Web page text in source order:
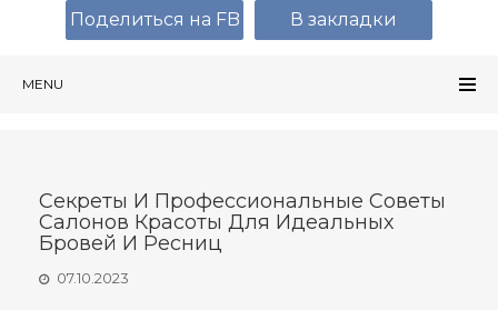
MENU
Секреты И Профессиональные Советы
Салонов Красоты Для Идеальных
Бровей И Ресниц
07.10.2023
Поделиться на FB В закладки